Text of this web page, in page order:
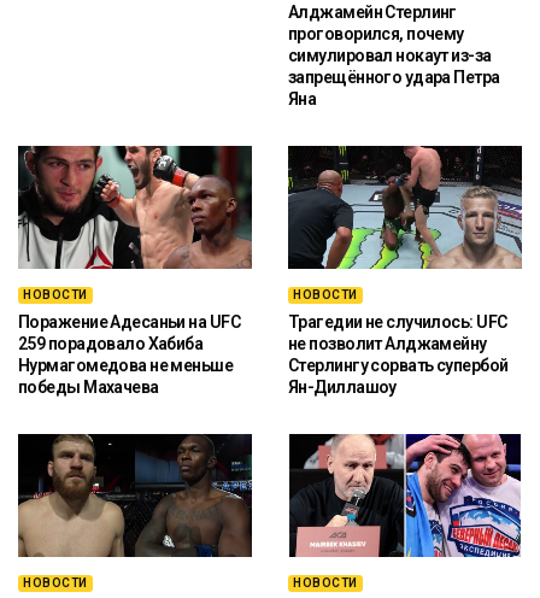
Алджамейн Стерлинг
проговорился, почему
симулировал нокаут из-за
запрещённого удара Петра
Яна
НОВОСТИ
Поражение Адесаньи на UFC
259 порадовало Хабиба
Нурмагомедова не меньше
победы Махачева
НОВОСТИ
Трагедии не случилось: UFC
не позволит Алджамейну
Стерлингу сорвать супербой
Ян-Диллашоу
НОВОСТИ НОВОСТИ